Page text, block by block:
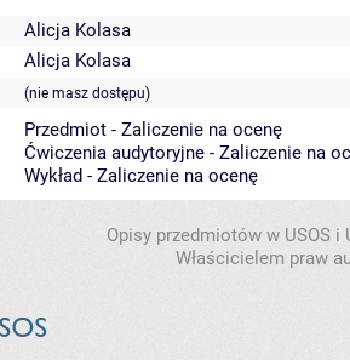
Alicja Kolasa
Alicja Kolasa
(nie masz dostępu)
Przedmiot - Zaliczenie na ocenę
Ćwiczenia audytoryjne - Zaliczenie na
Wykład - Zaliczenie na ocenę
Opisy przedmiotów w USOS
Właścicielem praw